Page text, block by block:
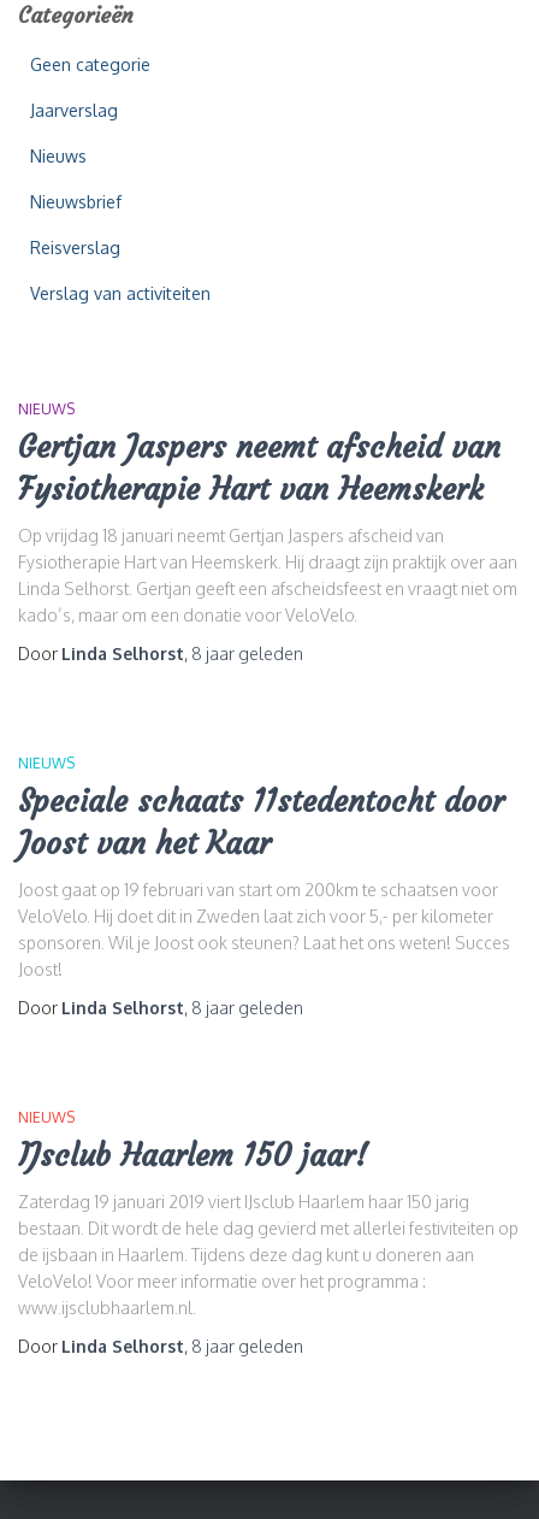
Categorieën
Geen categorie
Jaarverslag
Nieuws
Nieuwsbrief
Reisverslag
Verslag van activiteiten
NIEUWS
Gertjan Jaspers neemt afscheid van
Fysiotherapie Hart van Heemskerk
Op vrijdag 18 januari neemt Gertjan Jaspers afscheid van
Fysiotherapie Hart van Heemskerk. Hij draagt zijn praktijk over aan
Linda Selhorst. Gertjan geeft een afscheidsfeest en vraagt niet om
kado’s, maar om een donatie voor VeloVelo.
Door Linda Selhorst, 8 jaar geleden
NIEUWS
Speciale schaats 11stedentocht door
Joost van het Kaar
Joost gaat op 19 februari van start om 200km te schaatsen voor
VeloVelo. Hij doet dit in Zweden laat zich voor 5,- per kilometer
sponsoren. Wil je Joost ook steunen? Laat het ons weten! Succes
Joost!
Door Linda Selhorst, 8 jaar geleden
NIEUWS
IJsclub Haarlem 150 jaar!
Zaterdag 19 januari 2019 viert IJsclub Haarlem haar 150 jarig
bestaan. Dit wordt de hele dag gevierd met allerlei festiviteiten op
de ijsbaan in Haarlem. Tijdens deze dag kunt u doneren aan
VeloVelo! Voor meer informatie over het programma :
www.ijsclubhaarlem.nl.
Door Linda Selhorst, 8 jaar geleden